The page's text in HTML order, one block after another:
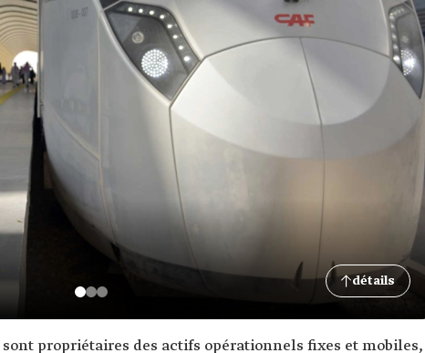
détails
sont propriétaires des actifs opérationnels fixes et mobiles,